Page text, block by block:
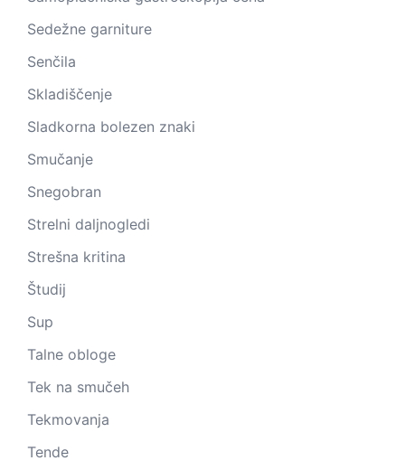
Sedežne garniture
Senčila
Skladiščenje
Sladkorna bolezen znaki
Smučanje
Snegobran
Strelni daljnogledi
Strešna kritina
Študij
Sup
Talne obloge
Tek na smučeh
Tekmovanja
Tende